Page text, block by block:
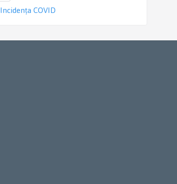
Incidența COVID